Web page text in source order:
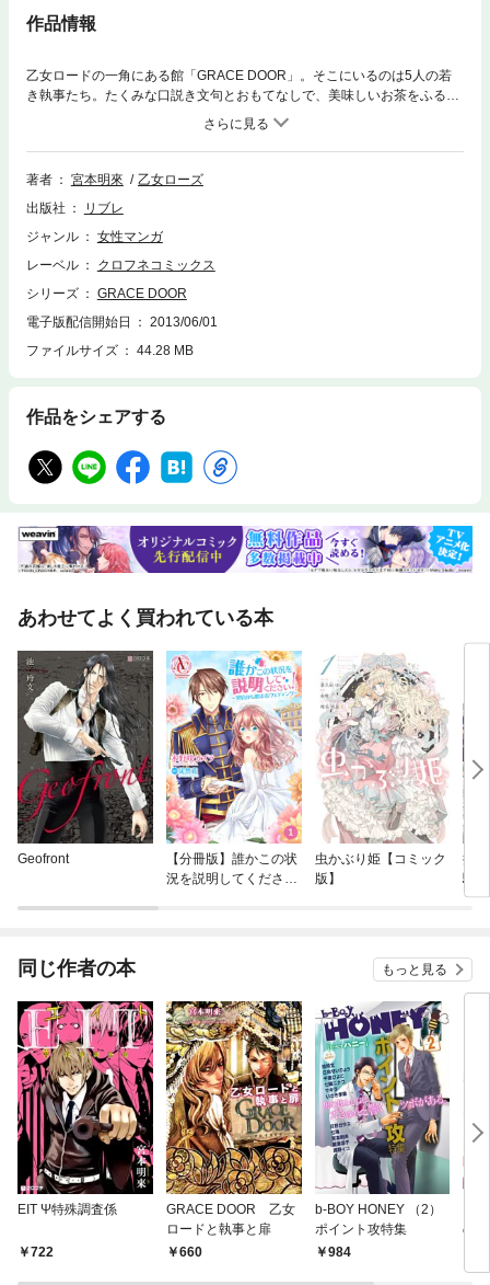
作品情報
乙女ロードの一角にある館「GRACE DOOR」。そこにいるのは5人の若
き執事たち。たくみな口説き文句とおもてなしで、美味しいお茶をふるま
う彼らだが、本当の役目とは「特別なお客様」をある場所へとお連れする
著者 宮本明來
乙女ローズ
出版社
リブレ
ジャンル
女性マンガ
レーベル
クロフネコミックス
シリーズ
GRACE DOOR
電子版配信開始日
2013/06/01
ファイルサイズ
44.28 MB
作品をシェアする
あわせてよく買われている本
Geofront
【分冊版】誰かこの状
況を説明してくださ
虫かぶり姫【コミック
版】
捨
騎
同じ作者の本 もっと見る
EIT Ψ特殊調査係
722
GRACE DOOR 乙女
ロードと執事と扉
660
b-BOY HONEY （2）
ポイント攻特集
984
の